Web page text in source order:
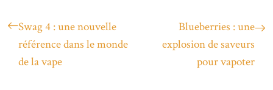
Swag 4 : une nouvelle
référence dans le monde
de la vape
Blueberries : une
explosion de saveurs
pour vapoter